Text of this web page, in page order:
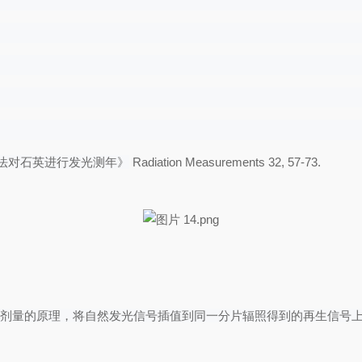
石英进行发光测年》 Radiation Measurements 32, 57-73.
的原理，将自然发光信号插值到同一分片辐照得到的再生信号